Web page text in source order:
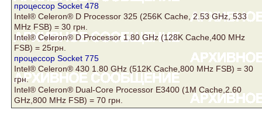
процессор Socket 478
Intel® Celeron® D Processor 325 (256K Cache, 2.53 GHz, 533
MHz FSB) = 30 грн.
Intel® Celeron® D Processor 1.80 GHz (128K Cache,400 MHz
FSB) = 25грн.
процессор Socket 775
Intel® Celeron® 430 1.80 GHz (512K Cache,800 MHz FSB) = 30
грн.
Intel® Celeron® Dual-Core Processor E3400 (1M Cache,2.60
GHz,800 MHz FSB) = 70 грн.